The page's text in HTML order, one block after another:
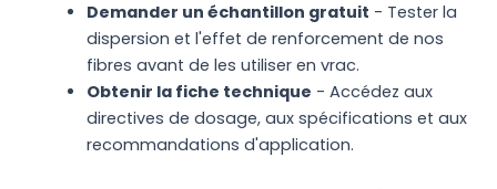
Demander un échantillon gratuit - Tester la
dispersion et l'effet de renforcement de nos
fibres avant de les utiliser en vrac.
Obtenir la fiche technique - Accédez aux
directives de dosage, aux spécifications et aux
recommandations d'application.